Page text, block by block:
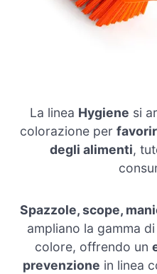
La linea Hygiene si
colorazione per
degli alimenti,
Spazzole, scope,
ampliano la gamma
colore, offrendo un
prevenzione in linea